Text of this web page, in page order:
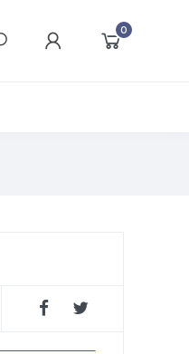
0